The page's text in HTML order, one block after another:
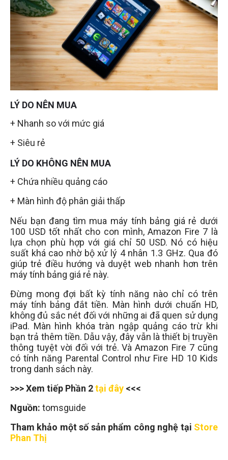
LÝ DO NÊN MUA
+ Nhanh so với mức giá
+ Siêu rẻ
LÝ DO KHÔNG NÊN MUA
+ Chứa nhiều quảng cáo
+ Màn hình độ phân giải thấp
Nếu bạn đang tìm mua máy tính bảng giá rẻ dưới
100 USD tốt nhất cho con mình, Amazon Fire 7 là
lựa chọn phù hợp với giá chỉ 50 USD. Nó có hiệu
suất khá cao nhờ bộ xử lý 4 nhân 1.3 GHz. Qua đó
giúp trẻ điều hướng và duyệt web nhanh hơn trên
máy tính bảng giá rẻ này.
Đừng mong đợi bất kỳ tính năng nào chỉ có trên
máy tính bảng đắt tiền. Màn hình dưới chuẩn HD,
không đủ sắc nét đối với những ai đã quen sử dụng
iPad. Màn hình khóa tràn ngập quảng cáo trừ khi
bạn trả thêm tiền. Dẫu vậy, đây vẫn là thiết bị truyền
thông tuyệt vời đối với trẻ. Và Amazon Fire 7 cũng
có tính năng Parental Control như Fire HD 10 Kids
trong danh sách này.
>>> Xem tiếp Phần 2tại đây <<<
Nguồn: tomsguide
Tham khảo một số sản phẩm công nghệ tại Store
Phan Thị